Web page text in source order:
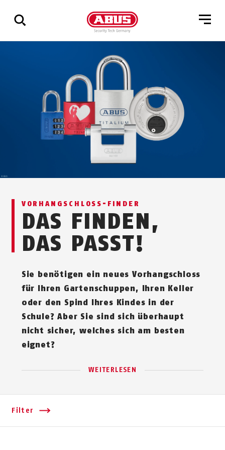
VOR­HANG­SCHLOSS-FINDER
DAS FINDEN,
DAS PASST!
Sie benötigen ein neues Vor­hang­schloss
für Ihren Gartenschuppen, Ihren Keller
oder den Spind Ihres Kindes in der
Schule? Aber Sie sind sich überhaupt
nicht sicher, welches sich am besten
eignet?
WEITERLESEN
Filter